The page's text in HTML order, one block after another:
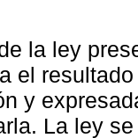
la ley
el
y
La ley